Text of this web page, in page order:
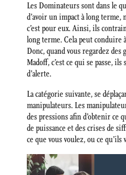
Les Dominateurs sont dans le
d’avoir un impact à long terme,
c’est pour eux. Ainsi, ils
long terme. Cela peut conduire
Donc, quand vous regardez
Madoff, c’est ce qui se passe,
d’alerte.
La catégorie suivante, se
manipulateurs. Les
des pressions afin d’obtenir ce
de puissance et des crises de
ce que vous voulez, ou ce